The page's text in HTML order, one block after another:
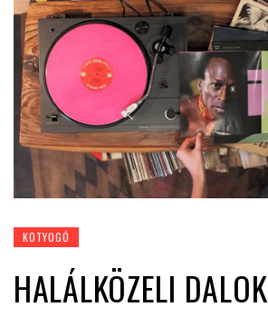
KOTYOGÓ
HALÁLKÖZELI DALOK